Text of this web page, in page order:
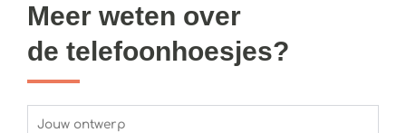
Meer weten over
de telefoonhoesjes?
Jouw ontwerp